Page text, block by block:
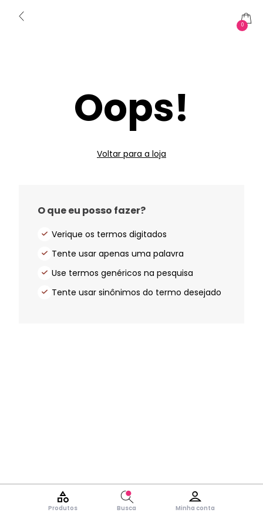
0
Produtos Busca Minha conta
Oops!
Voltar para a loja
O que eu posso fazer?
Verique os termos digitados
Tente usar apenas uma palavra
Use termos genéricos na pesquisa
Tente usar sinônimos do termo desejado